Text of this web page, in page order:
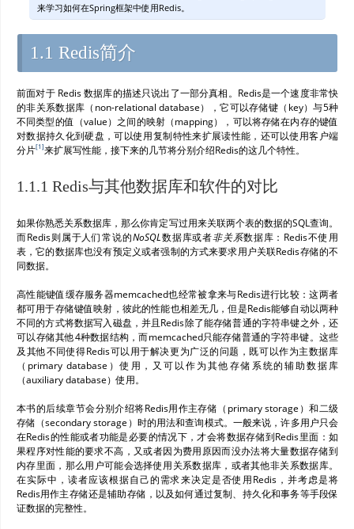
来学习如何在Spring框架中使用Redis。
1.1 Redis简介
前面对于 Redis 数据库的描述只说出了一部分真相。Redis是一个速度非常快
的非关系数据库（non-relational database），它可以存储键（key）与5种
不同类型的值（value）之间的映射（mapping），可以将存储在内存的键值
对数据持久化到硬盘，可以使用复制特性来扩展读性能，还可以使用客户端
分片[1]来扩展写性能，接下来的几节将分别介绍Redis的这几个特性。
1.1.1 Redis与其他数据库和软件的对比
如果你熟悉关系数据库，那么你肯定写过用来关联两个表的数据的SQL查询。
而Redis则属于人们常说的NoSQL数据库或者非关系数据库：Redis不使用
表，它的数据库也没有预定义或者强制的方式来要求用户关联Redis存储的不
同数据。
高性能键值缓存服务器memcached也经常被拿来与Redis进行比较：这两者
都可用于存储键值映射，彼此的性能也相差无几，但是Redis能够自动以两种
不同的方式将数据写入磁盘，并且Redis除了能存储普通的字符串键之外，还
可以存储其他4种数据结构，而memcached只能存储普通的字符串键。这些
及其他不同使得Redis可以用于解决更为广泛的问题，既可以作为主数据库
（primary database）使用，又可以作为其他存储系统的辅助数据库
（auxiliary database）使用。
本书的后续章节会分别介绍将Redis用作主存储（primary storage）和二级
存储（secondary storage）时的用法和查询模式。一般来说，许多用户只会
在Redis的性能或者功能是必要的情况下，才会将数据存储到Redis里面：如
果程序对性能的要求不高，又或者因为费用原因而没办法将大量数据存储到
内存里面，那么用户可能会选择使用关系数据库，或者其他非关系数据库。
在实际中，读者应该根据自己的需求来决定是否使用Redis，并考虑是将
Redis用作主存储还是辅助存储，以及如何通过复制、持久化和事务等手段保
证数据的完整性。